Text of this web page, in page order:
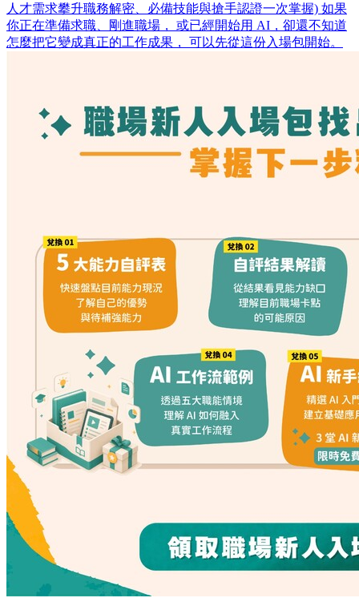
人才需求攀升職務解密、必備技能與搶手認證一次掌握) 如果
你正在準備求職、剛進職場， 或已經開始用 AI，卻還不知道
怎麼把它變成真正的工作成果， 可以先從這份入場包開始。 ​